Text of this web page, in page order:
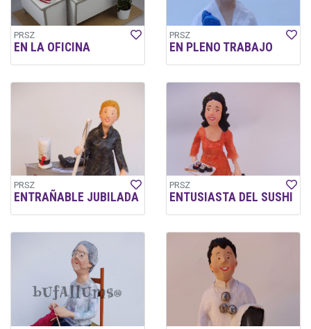
PRSZ
EN LA OFICINA
PRSZ
EN PLENO TRABAJO
PRSZ
ENTRAÑABLE JUBILADA
PRSZ
ENTUSIASTA DEL SUSHI